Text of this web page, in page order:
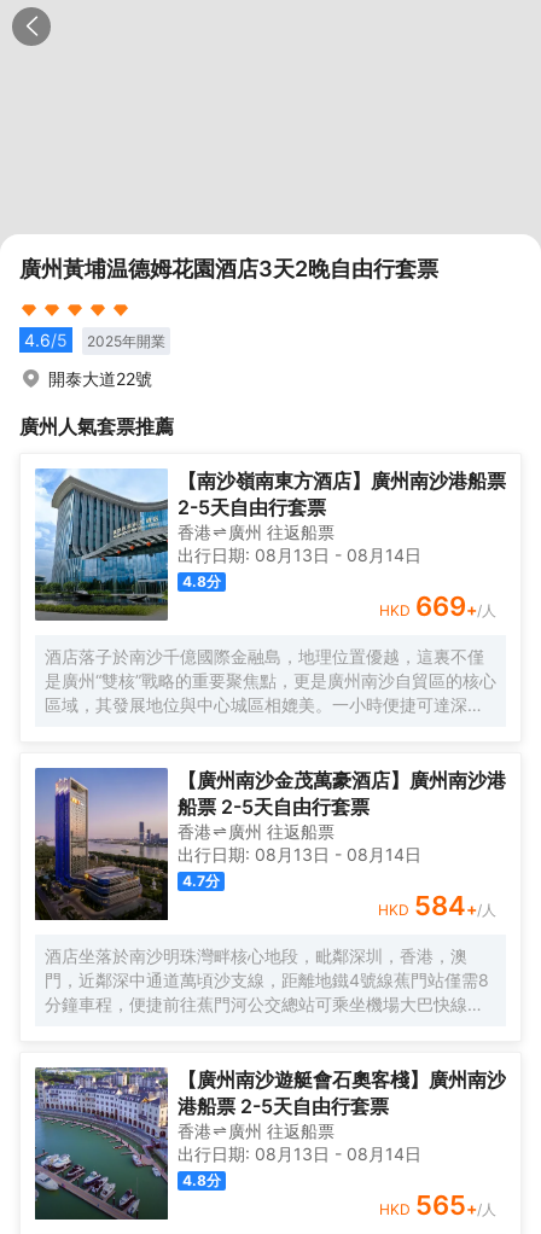
廣州黃埔温德姆花園酒店3天2晚自由行套票
4.6/5 2025年開業
開泰大道22號
廣州 人氣套票推薦
【南沙嶺南東方酒店】廣州南沙港船票
2-5天自由行套票
香港 廣州 往返船票
出行日期: 08月13日 - 08月14日
4.8分
HKD 669+/人
酒店落子於南沙千億國際金融島，地理位置優越，這裏不僅
是廣州“雙核”戰略的重要聚焦點，更是廣州南沙自貿區的核心
區域，其發展地位與中心城區相媲美。一小時便捷可達深
字母“A”，既展中國氣派，又含西式願景——Amazing（令人
驚歎），Astonishing（令人震撼），隱含着酒店將成為南沙
乃至全球矚目的中式美學新地標的美好期許。 酒店作為南沙
國際會展中心綜合體重要組成部分，以“木棉花開，鴻翔海
絲”之設計理念，以大灣區金融新地標之姿態，締造南沙“立足
灣區、協同港澳、面向世界”的實踐範本。
【廣州南沙金茂萬豪酒店】廣州南沙港
船票 2-5天自由行套票
香港 廣州 往返船票
出行日期: 08月13日 - 08月14日
4.7分
HKD 584+/人
酒店坐落於南沙明珠灣畔核心地段，毗鄰深圳，香港，澳
門，近鄰深中通道萬頃沙支線，距離地鐵4號線蕉門站僅需8
分鐘車程，便捷前往蕉門河公交總站可乘坐機場大巴快線或
券，可輕鬆前往南沙天后宮、南沙濕地公園、廣汽科技館及
環宇城購物中心等。 酒店共有261間以海洋為設計靈感的客
房及套房，詮釋現代經典與優雅，滿足休閒賓客對在地文化
的探索與體驗。配備粵式風味的林苑中餐廳、中西結合的漁
人碼頭全日餐廳以及”雙重身份”的薄荷酒吧，體驗創新融合的
珍饈美饌。酒店擁有馬丁叔叔的農場，小朋友們可盡情與小
動物們互動亦或參與馬丁叔叔課堂，共度愉快的親子時光。
【廣州南沙遊艇會石奧客棧】廣州南沙
港船票 2-5天自由行套票
香港 廣州 往返船票
出行日期: 08月13日 - 08月14日
4.8分
HKD 565+/人